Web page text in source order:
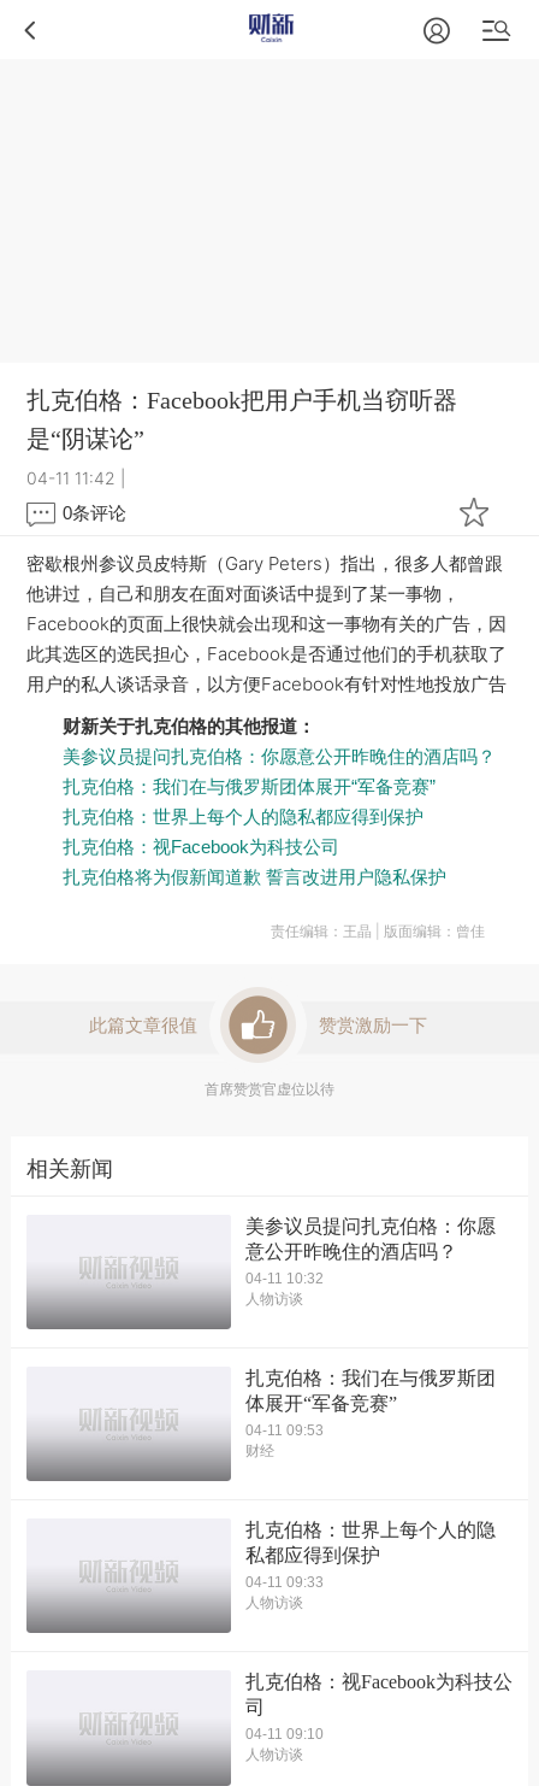
扎克伯格：Facebook把用户手机当窃听器
是“阴谋论”
04-11 11:42
0条评论
密歇根州参议员皮特斯（Gary Peters）指出，很多人都曾跟
他讲过，自己和朋友在面对面谈话中提到了某一事物，
Facebook的页面上很快就会出现和这一事物有关的广告，因
此其选区的选民担心，Facebook是否通过他们的手机获取了
用户的私人谈话录音，以方便Facebook有针对性地投放广告
财新关于扎克伯格的其他报道：
美参议员提问扎克伯格：你愿意公开昨晚住的酒店吗？
扎克伯格：我们在与俄罗斯团体展开“军备竞赛”
扎克伯格：世界上每个人的隐私都应得到保护
扎克伯格：视Facebook为科技公司
扎克伯格将为假新闻道歉 誓言改进用户隐私保护
责任编辑：王晶 | 版面编辑：曾佳
此篇文章很值 赞赏激励一下
首席赞赏官虚位以待
相关新闻
美参议员提问扎克伯格：你愿
意公开昨晚住的酒店吗？
04-11 10:32
人物访谈
扎克伯格：我们在与俄罗斯团
体展开“军备竞赛”
04-11 09:53
财经
扎克伯格：世界上每个人的隐
私都应得到保护
04-11 09:33
人物访谈
扎克伯格：视Facebook为科技公
司
04-11 09:10
人物访谈